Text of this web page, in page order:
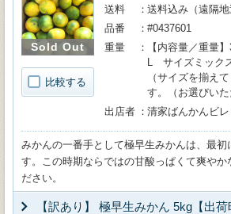
Sold Out
比較する
送料
送料込み（遠隔地
品番
#0437601
重量
【内容量／重量
L サイズミック
（サイズを揃え
す。（お選びいた
出店者
清家ばんかんビレ
みかんの一番手として極早生みかんは、最
す。この時期ならではの甘酸っぱくて爽やか
ださい。
【訳あり】 極早生みかん 5kg【出